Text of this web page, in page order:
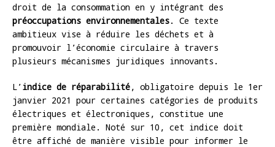
droit de la consommation en y intégrant des
préoccupations environnementales. Ce texte
ambitieux vise à réduire les déchets et à
promouvoir l’économie circulaire à travers
plusieurs mécanismes juridiques innovants.
L’indice de réparabilité, obligatoire depuis le 1er
janvier 2021 pour certaines catégories de produits
électriques et électroniques, constitue une
première mondiale. Noté sur 10, cet indice doit
être affiché de manière visible pour informer le